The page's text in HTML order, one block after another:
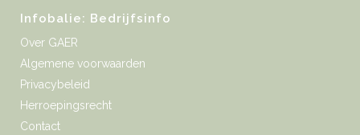
Infobalie: Bedrijfsinfo
Over GAER
Algemene voorwaarden
Privacybeleid
Herroepingsrecht
Contact